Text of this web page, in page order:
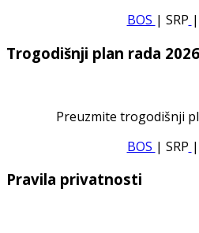
BOS | SRP |
Trogodišnji plan rada
Preuzmite trogodišnji
BOS | SRP |
Pravila privatnosti